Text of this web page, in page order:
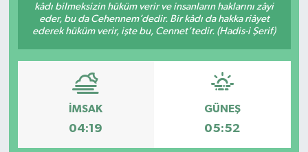
kâdı bilmeksizin hüküm verir ve insanların haklarını zâyi
eder, bu da Cehennem’dedir. Bir kâdı da hakka riâyet
ederek hüküm verir, işte bu, Cennet’tedir. (Hadis-i Şerif)
İMSAK
04:19
GÜNEŞ
05:52
Haber Arşivi